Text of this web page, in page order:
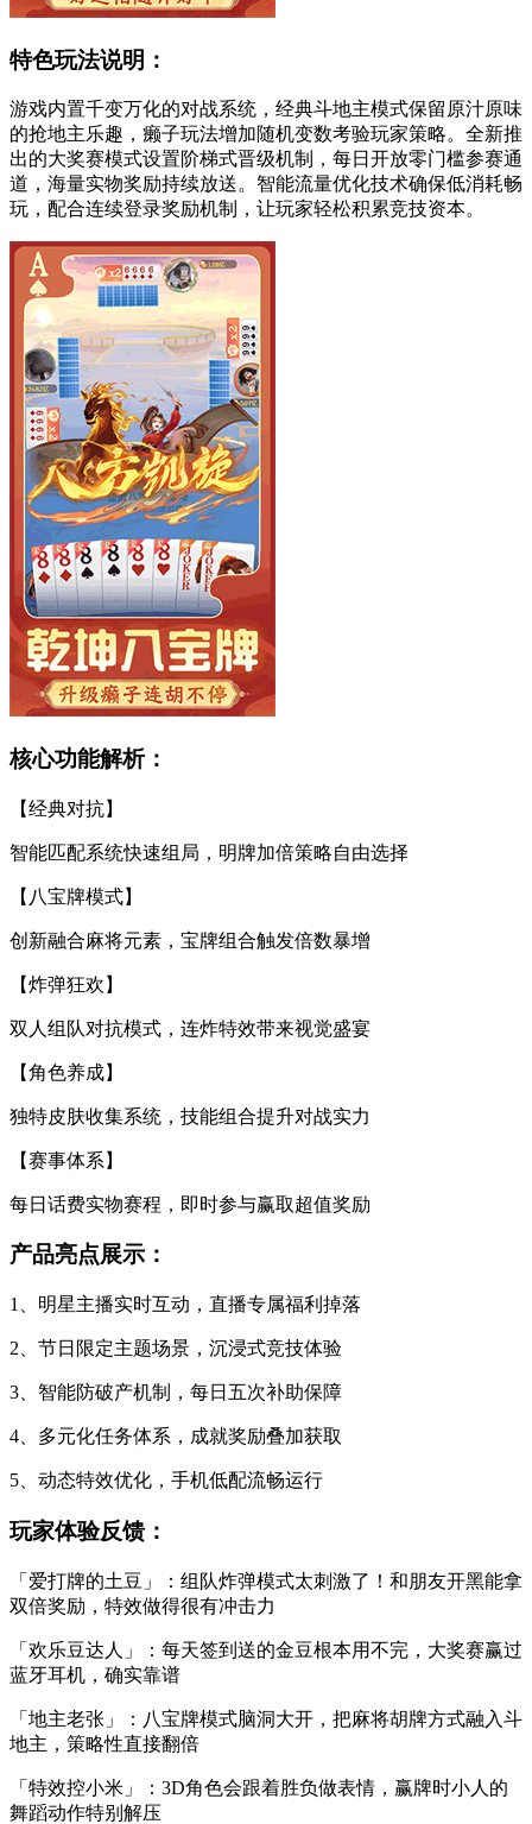
特色玩法说明：
游戏内置千变万化的对战系统，经典斗地主模式保留原汁原味
的抢地主乐趣，癞子玩法增加随机变数考验玩家策略。全新推
出的大奖赛模式设置阶梯式晋级机制，每日开放零门槛参赛通
道，海量实物奖励持续放送。智能流量优化技术确保低消耗畅
玩，配合连续登录奖励机制，让玩家轻松积累竞技资本。
核心功能解析：
【经典对抗】
智能匹配系统快速组局，明牌加倍策略自由选择
【八宝牌模式】
创新融合麻将元素，宝牌组合触发倍数暴增
【炸弹狂欢】
双人组队对抗模式，连炸特效带来视觉盛宴
【角色养成】
独特皮肤收集系统，技能组合提升对战实力
【赛事体系】
每日话费实物赛程，即时参与赢取超值奖励
产品亮点展示：
1、明星主播实时互动，直播专属福利掉落
2、节日限定主题场景，沉浸式竞技体验
3、智能防破产机制，每日五次补助保障
4、多元化任务体系，成就奖励叠加获取
5、动态特效优化，手机低配流畅运行
玩家体验反馈：
「爱打牌的土豆」：组队炸弹模式太刺激了！和朋友开黑能拿
双倍奖励，特效做得很有冲击力
「欢乐豆达人」：每天签到送的金豆根本用不完，大奖赛赢过
蓝牙耳机，确实靠谱
「地主老张」：八宝牌模式脑洞大开，把麻将胡牌方式融入斗
地主，策略性直接翻倍
「特效控小米」：3D角色会跟着胜负做表情，赢牌时小人的
舞蹈动作特别解压